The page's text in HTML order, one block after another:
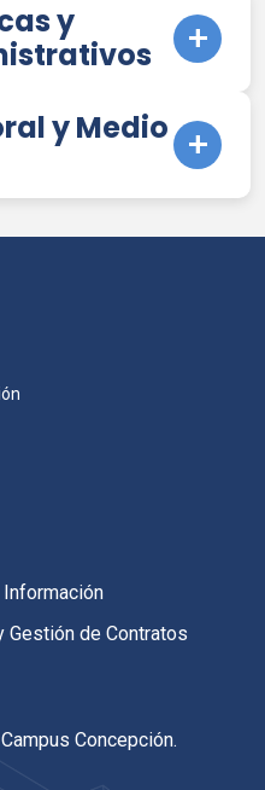
y
y Medio
de Contratos
Concepción.